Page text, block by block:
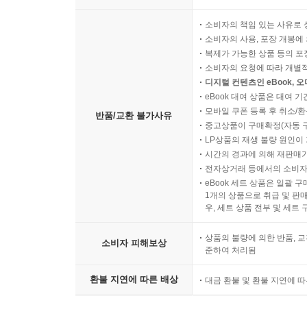
반품/교환 불가사유
소비자의 책임 있는 사유로
소비자의 사용, 포장 개봉
복제가 가능한 상품 등의
소비자의 요청에 따라 개별
디지털 컨텐츠인 eBook,
eBook 대여 상품은 대여 기
모바일 쿠폰 등록 후 취소/
중고상품이 구매확정(자동
LP상품의 재생 불량 원인
시간의 경과에 의해 재판매
전자상거래 등에서의 소비
eBook 세트 상품은 일괄 구
1개의 상품으로 취급 및 판
우, 세트 상품 전부 및 세트
소비자 피해보상
상품의 불량에 의한 반품,
준하여 처리됨
환불 지연에 따른 배상 대금 환불 및 환불 지연에